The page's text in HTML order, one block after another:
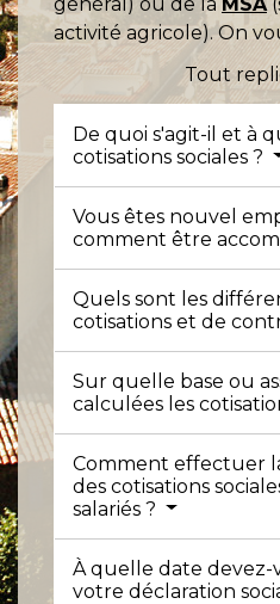
activité agricole). On
Tout
De quoi s'agit-il et à
cotisations sociales ?
Vous êtes nouvel
comment être
Quels sont les
cotisations et de
Sur quelle base ou
calculées les
Comment effectuer
des cotisations
salariés ?
À quelle date devez-
votre déclaration